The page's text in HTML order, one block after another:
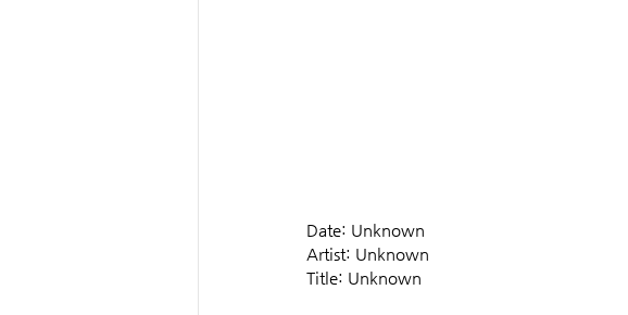
Date: Unknown
Artist: Unknown
Title: Unknown